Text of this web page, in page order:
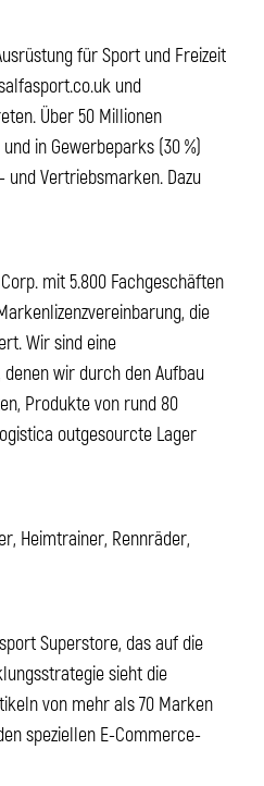
für Sport und Freizeit
und
Über 50 Millionen
in Gewerbeparks (30 %)
und Vertriebsmarken. Dazu
mit 5.800 Fachgeschäften
die
Wir sind eine
wir durch den Aufbau
Produkte von rund 80
outgesourcte Lager
Heimtrainer, Rennräder,
Superstore, das auf die
sieht die
von mehr als 70 Marken
speziellen E-Commerce-